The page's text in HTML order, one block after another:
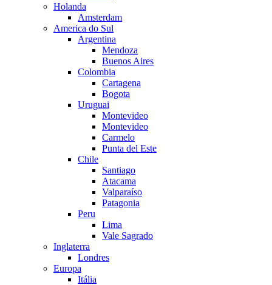
Holanda
Amsterdam
America do Sul
Argentina
Mendoza
Buenos Aires
Colombia
Cartagena
Bogota
Uruguai
Montevideo
Montevideo
Carmelo
Punta del Este
Chile
Santiago
Atacama
Valparaíso
Patagonia
Peru
Lima
Vale Sagrado
Inglaterra
Londres
Europa
Itália